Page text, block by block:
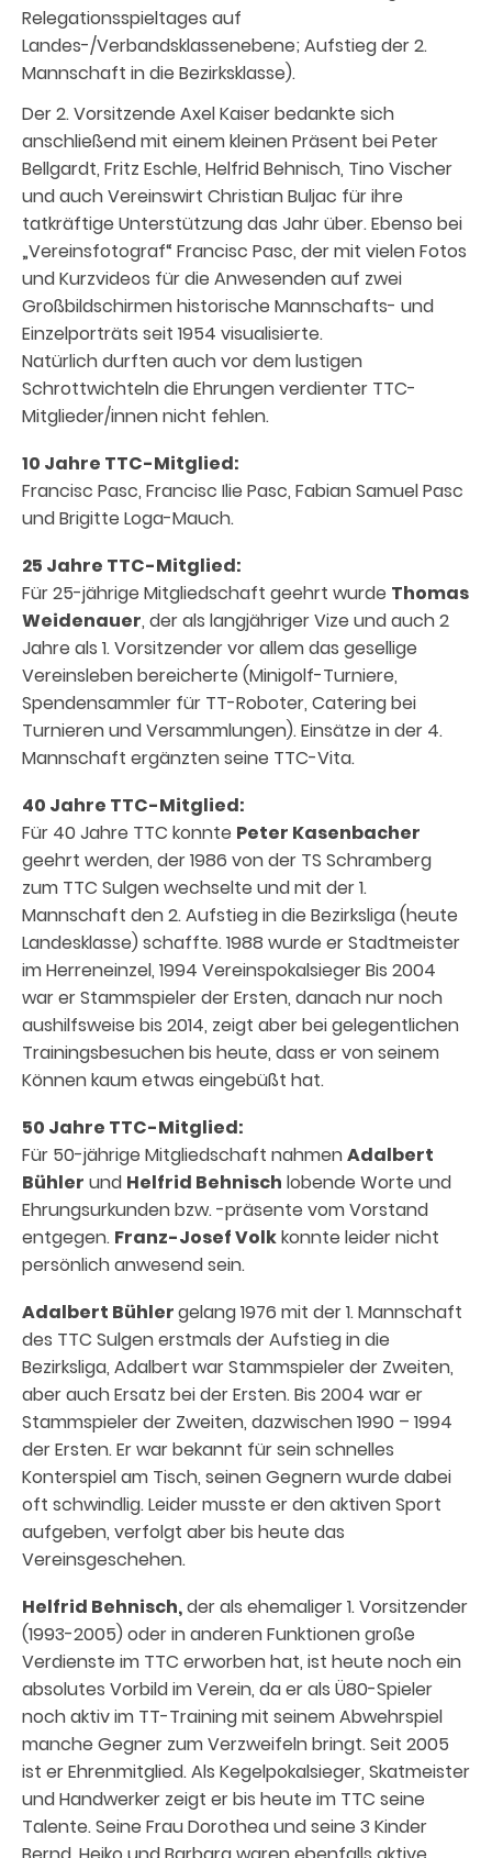
Relegationsspieltages auf
Landes-/Verbandsklassenebene; Aufstieg der 2.
Mannschaft in die Bezirksklasse).
Der 2. Vorsitzende Axel Kaiser bedankte sich
anschließend mit einem kleinen Präsent bei Peter
Bellgardt, Fritz Eschle, Helfrid Behnisch, Tino Vischer
und auch Vereinswirt Christian Buljac für ihre
tatkräftige Unterstützung das Jahr über. Ebenso bei
„Vereinsfotograf“ Francisc Pasc, der mit vielen Fotos
und Kurzvideos für die Anwesenden auf zwei
Großbildschirmen historische Mannschafts- und
Einzelporträts seit 1954 visualisierte.
Natürlich durften auch vor dem lustigen
Schrottwichteln die Ehrungen verdienter TTC-
Mitglieder/innen nicht fehlen.
10 Jahre TTC-Mitglied:
Francisc Pasc, Francisc Ilie Pasc, Fabian Samuel Pasc
und Brigitte Loga-Mauch.
25 Jahre TTC-Mitglied:
Für 25-jährige Mitgliedschaft geehrt wurde Thomas
Weidenauer, der als langjähriger Vize und auch 2
Jahre als 1. Vorsitzender vor allem das gesellige
Vereinsleben bereicherte (Minigolf-Turniere,
Spendensammler für TT-Roboter, Catering bei
Turnieren und Versammlungen). Einsätze in der 4.
Mannschaft ergänzten seine TTC-Vita.
40 Jahre TTC-Mitglied:
Für 40 Jahre TTC konnte Peter Kasenbacher
geehrt werden, der 1986 von der TS Schramberg
zum TTC Sulgen wechselte und mit der 1.
Mannschaft den 2. Aufstieg in die Bezirksliga (heute
Landesklasse) schaffte. 1988 wurde er Stadtmeister
im Herreneinzel, 1994 Vereinspokalsieger Bis 2004
war er Stammspieler der Ersten, danach nur noch
aushilfsweise bis 2014, zeigt aber bei gelegentlichen
Trainingsbesuchen bis heute, dass er von seinem
Können kaum etwas eingebüßt hat.
50 Jahre TTC-Mitglied:
Für 50-jährige Mitgliedschaft nahmenAdalbert
Bühler und Helfrid Behnisch lobende Worte und
Ehrungsurkunden bzw. -präsente vom Vorstand
entgegen. Franz-Josef Volkkonnte leider nicht
persönlich anwesend sein.
Adalbert Bühlergelang 1976 mit der 1. Mannschaft
des TTC Sulgen erstmals der Aufstieg in die
Bezirksliga, Adalbert war Stammspieler der Zweiten,
aber auch Ersatz bei der Ersten. Bis 2004 war er
Stammspieler der Zweiten, dazwischen 1990 – 1994
der Ersten. Er war bekannt für sein schnelles
Konterspiel am Tisch, seinen Gegnern wurde dabei
oft schwindlig. Leider musste er den aktiven Sport
aufgeben, verfolgt aber bis heute das
Vereinsgeschehen.
Helfrid Behnisch,der als ehemaliger 1. Vorsitzender
(1993-2005) oder in anderen Funktionen große
Verdienste im TTC erworben hat, ist heute noch ein
absolutes Vorbild im Verein, da er als Ü80-Spieler
noch aktiv im TT-Training mit seinem Abwehrspiel
manche Gegner zum Verzweifeln bringt. Seit 2005
ist er Ehrenmitglied. Als Kegelpokalsieger, Skatmeister
und Handwerker zeigt er bis heute im TTC seine
Talente. Seine Frau Dorothea und seine 3 Kinder